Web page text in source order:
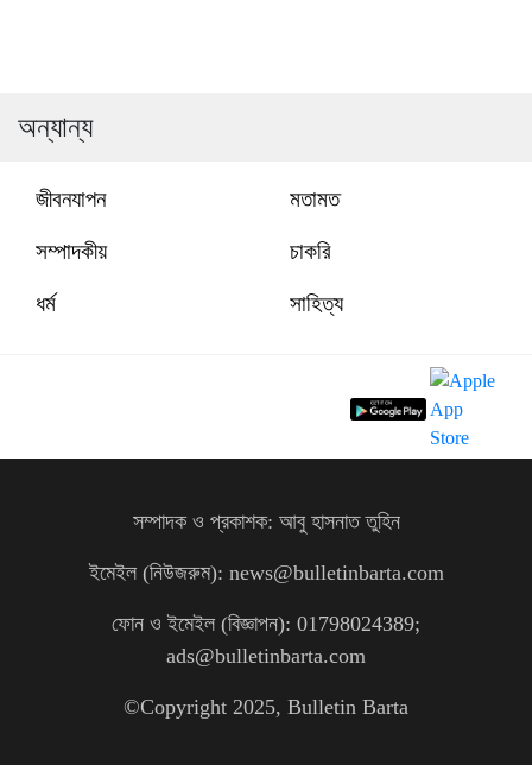
অন্যান্য
জীবনযাপন মতামত
সম্পাদকীয় চাকরি
ধর্ম সাহিত্য
সম্পাদক ও প্রকাশক: আবু হাসনাত তুহিন
ইমেইল (নিউজরুম): news@bulletinbarta.com
ফোন ও ইমেইল (বিজ্ঞাপন): 01798024389;
ads@bulletinbarta.com
©️Copyright 2025, Bulletin Barta